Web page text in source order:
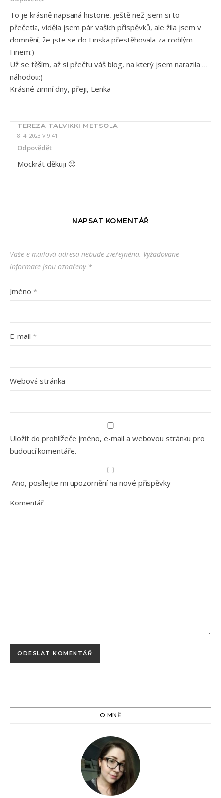
To je krásně napsaná historie, ještě než jsem si to
přečetla, viděla jsem pár vašich příspěvků, ale žila jsem v
domnění, že jste se do Finska přestěhovala za rodilým
Finem:)
Už se těším, až si přečtu váš blog, na který jsem narazila …
náhodou:)
Krásné zimní dny, přeji, Lenka
TEREZA TALVIKKI METSOLA
8. 4. 2023 V 9:41
Odpovědět
Mockrát děkuji 🙂
NAPSAT KOMENTÁŘ
Vaše e-mailová adresa nebude zveřejněna. Vyžadované
informace jsou označeny *
Jméno *
E-mail *
Webová stránka
Uložit do prohlížeče jméno, e-mail a webovou stránku pro
budoucí komentáře.
Ano, posílejte mi upozornění na nové příspěvky
Komentář
O MNĚ